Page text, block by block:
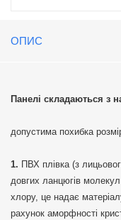
ОПИС
Панелі складаються з
допустима похибка
ПВХ плівка (з
довгих ланцюгів
хлору, це надає
рахунок аморфності